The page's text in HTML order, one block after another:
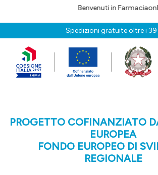
Benvenuti in
Spedizioni gratuite oltre i
PROGETTO COFINANZIATO
EUROPEA
FONDO EUROPEO DI
REGIONALE